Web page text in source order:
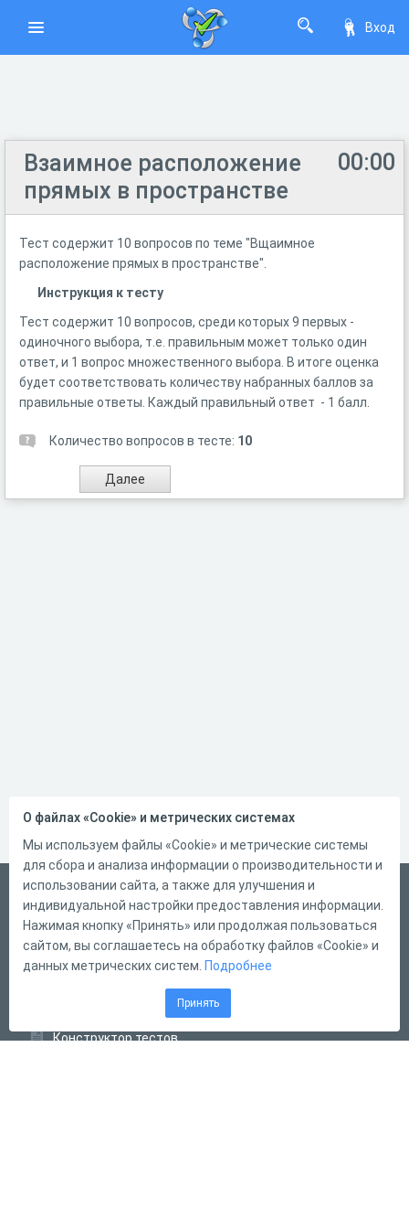
Вход
00:00
Взаимное расположение
прямых в пространстве
Тест содержит 10 вопросов по теме "Вщаимное
расположение прямых в пространстве".
Инструкция к тесту
Тест содержит 10 вопросов, среди которых 9 первых -
одиночного выбора, т.е. правильным может только один
ответ, и 1 вопрос множественного выбора. В итоге оценка
будет соответствовать количеству набранных баллов за
правильные ответы. Каждый правильный ответ - 1 балл.
Количество вопросов в тесте: 10
Русский
Справка
Форма обратной связи
Конструктор тестов
О файлах «Cookie» и метрических системах
Мы используем файлы «Cookie» и метрические системы
для сбора и анализа информации о производительности и
использовании сайта, а также для улучшения и
индивидуальной настройки предоставления информации.
Нажимая кнопку «Принять» или продолжая пользоваться
сайтом, вы соглашаетесь на обработку файлов «Cookie» и
данных метрических систем. Подробнее
Принять